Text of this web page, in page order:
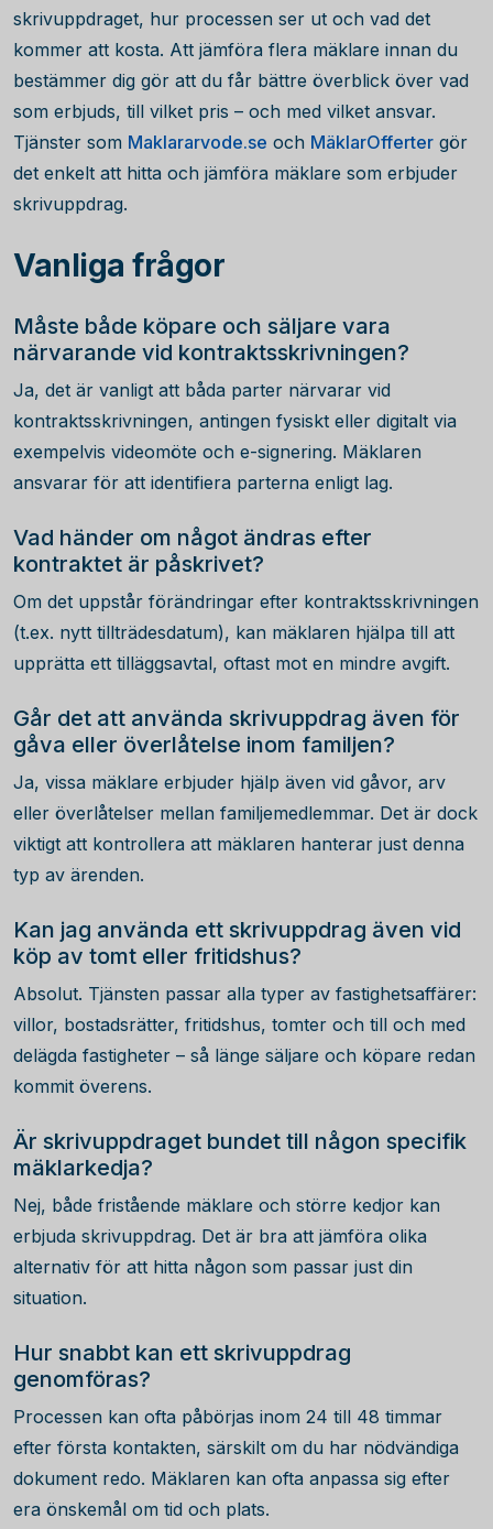
skrivuppdraget, hur processen ser ut och vad det
kommer att kosta. Att jämföra flera mäklare innan du
bestämmer dig gör att du får bättre överblick över vad
som erbjuds, till vilket pris – och med vilket ansvar.
Tjänster som Maklararvode.se och MäklarOfferter gör
det enkelt att hitta och jämföra mäklare som erbjuder
skrivuppdrag.
Vanliga frågor
Måste både köpare och säljare vara
närvarande vid kontraktsskrivningen?
Ja, det är vanligt att båda parter närvarar vid
kontraktsskrivningen, antingen fysiskt eller digitalt via
exempelvis videomöte och e-signering. Mäklaren
ansvarar för att identifiera parterna enligt lag.
Vad händer om något ändras efter
kontraktet är påskrivet?
Om det uppstår förändringar efter kontraktsskrivningen
(t.ex. nytt tillträdesdatum), kan mäklaren hjälpa till att
upprätta ett tilläggsavtal, oftast mot en mindre avgift.
Går det att använda skrivuppdrag även för
gåva eller överlåtelse inom familjen?
Ja, vissa mäklare erbjuder hjälp även vid gåvor, arv
eller överlåtelser mellan familjemedlemmar. Det är dock
viktigt att kontrollera att mäklaren hanterar just denna
typ av ärenden.
Kan jag använda ett skrivuppdrag även vid
köp av tomt eller fritidshus?
Absolut. Tjänsten passar alla typer av fastighetsaffärer:
villor, bostadsrätter, fritidshus, tomter och till och med
delägda fastigheter – så länge säljare och köpare redan
kommit överens.
Är skrivuppdraget bundet till någon specifik
mäklarkedja?
Nej, både fristående mäklare och större kedjor kan
erbjuda skrivuppdrag. Det är bra att jämföra olika
alternativ för att hitta någon som passar just din
situation.
Hur snabbt kan ett skrivuppdrag
genomföras?
Processen kan ofta påbörjas inom 24 till 48 timmar
efter första kontakten, särskilt om du har nödvändiga
dokument redo. Mäklaren kan ofta anpassa sig efter
era önskemål om tid och plats.